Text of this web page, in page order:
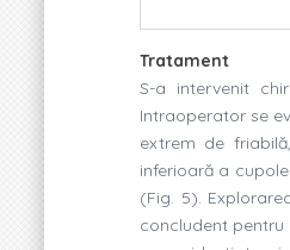
Tratament
S-a intervenit
Intraoperator se
extrem de
inferioară a
(Fig. 5).
concludent pentru